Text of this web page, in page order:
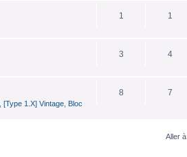
1 1
3 4
[Type 1.X] Vintage Bloc
8 7
Aller à: